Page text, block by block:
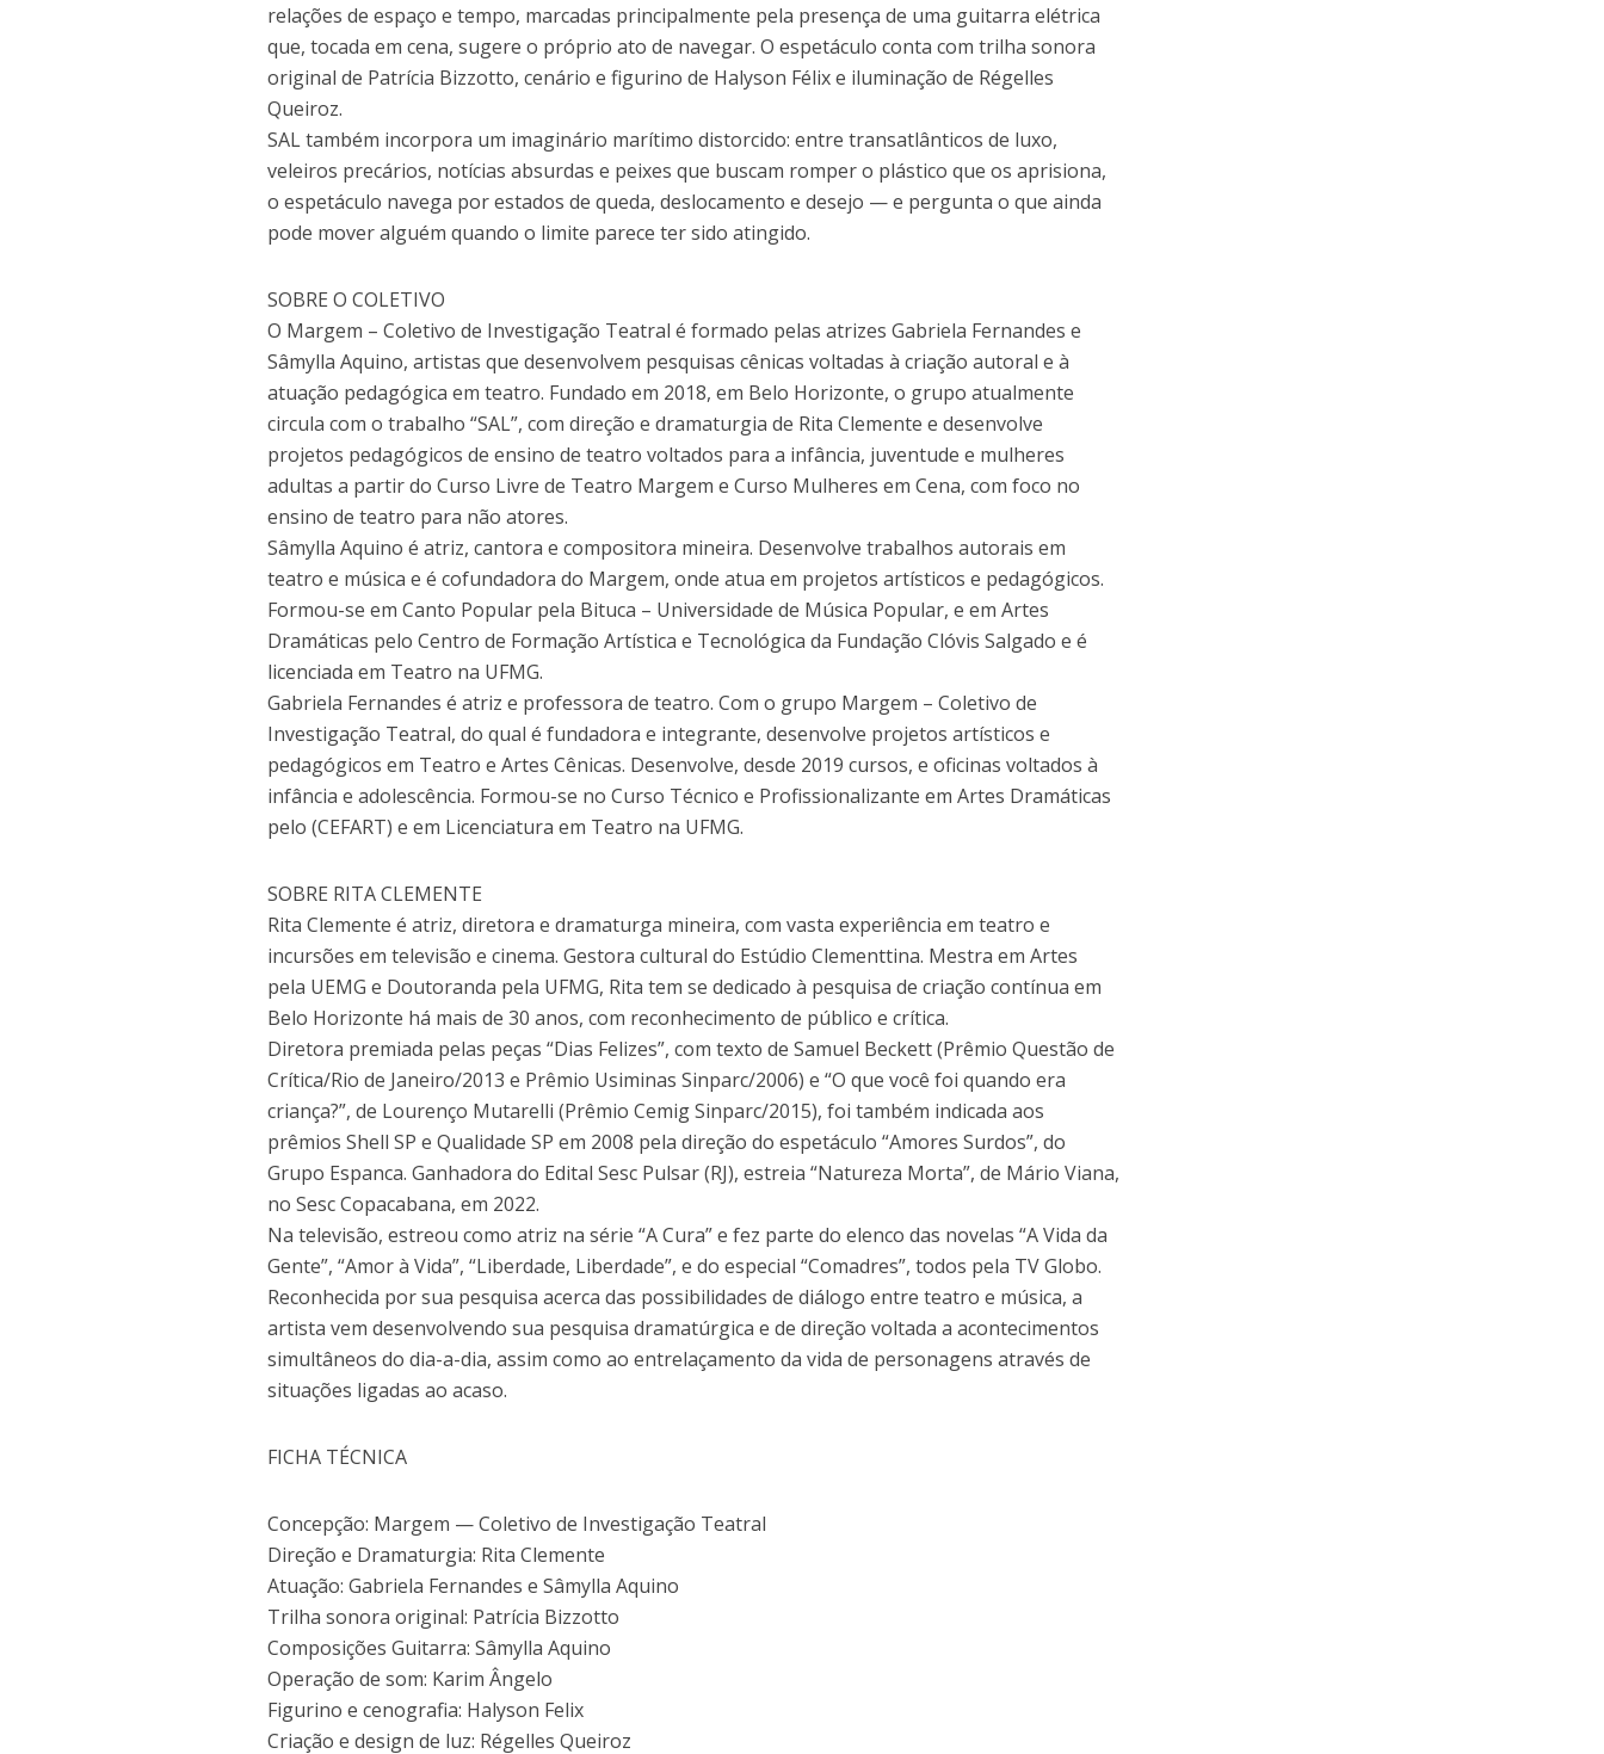
relações de espaço e tempo, marcadas principalmente pela presença de uma guitarra elétrica
que, tocada em cena, sugere o próprio ato de navegar. O espetáculo conta com trilha sonora
original de Patrícia Bizzotto, cenário e figurino de Halyson Félix e iluminação de Régelles
Queiroz.
SAL também incorpora um imaginário marítimo distorcido: entre transatlânticos de luxo,
veleiros precários, notícias absurdas e peixes que buscam romper o plástico que os aprisiona,
o espetáculo navega por estados de queda, deslocamento e desejo — e pergunta o que ainda
pode mover alguém quando o limite parece ter sido atingido.
SOBRE O COLETIVO
O Margem – Coletivo de Investigação Teatral é formado pelas atrizes Gabriela Fernandes e
Sâmylla Aquino, artistas que desenvolvem pesquisas cênicas voltadas à criação autoral e à
atuação pedagógica em teatro. Fundado em 2018, em Belo Horizonte, o grupo atualmente
circula com o trabalho “SAL”, com direção e dramaturgia de Rita Clemente e desenvolve
projetos pedagógicos de ensino de teatro voltados para a infância, juventude e mulheres
adultas a partir do Curso Livre de Teatro Margem e Curso Mulheres em Cena, com foco no
ensino de teatro para não atores.
Sâmylla Aquino é atriz, cantora e compositora mineira. Desenvolve trabalhos autorais em
teatro e música e é cofundadora do Margem, onde atua em projetos artísticos e pedagógicos.
Formou-se em Canto Popular pela Bituca – Universidade de Música Popular, e em Artes
Dramáticas pelo Centro de Formação Artística e Tecnológica da Fundação Clóvis Salgado e é
licenciada em Teatro na UFMG.
Gabriela Fernandes é atriz e professora de teatro. Com o grupo Margem – Coletivo de
Investigação Teatral, do qual é fundadora e integrante, desenvolve projetos artísticos e
pedagógicos em Teatro e Artes Cênicas. Desenvolve, desde 2019 cursos, e oficinas voltados à
infância e adolescência. Formou-se no Curso Técnico e Profissionalizante em Artes Dramáticas
pelo (CEFART) e em Licenciatura em Teatro na UFMG.
SOBRE RITA CLEMENTE
Rita Clemente é atriz, diretora e dramaturga mineira, com vasta experiência em teatro e
incursões em televisão e cinema. Gestora cultural do Estúdio Clementtina. Mestra em Artes
pela UEMG e Doutoranda pela UFMG, Rita tem se dedicado à pesquisa de criação contínua em
Belo Horizonte há mais de 30 anos, com reconhecimento de público e crítica.
Diretora premiada pelas peças “Dias Felizes”, com texto de Samuel Beckett (Prêmio Questão de
Crítica/Rio de Janeiro/2013 e Prêmio Usiminas Sinparc/2006) e “O que você foi quando era
criança?”, de Lourenço Mutarelli (Prêmio Cemig Sinparc/2015), foi também indicada aos
prêmios Shell SP e Qualidade SP em 2008 pela direção do espetáculo “Amores Surdos”, do
Grupo Espanca. Ganhadora do Edital Sesc Pulsar (RJ), estreia “Natureza Morta”, de Mário Viana,
no Sesc Copacabana, em 2022.
Na televisão, estreou como atriz na série “A Cura” e fez parte do elenco das novelas “A Vida da
Gente”, “Amor à Vida”, “Liberdade, Liberdade”, e do especial “Comadres”, todos pela TV Globo.
Reconhecida por sua pesquisa acerca das possibilidades de diálogo entre teatro e música, a
artista vem desenvolvendo sua pesquisa dramatúrgica e de direção voltada a acontecimentos
simultâneos do dia-a-dia, assim como ao entrelaçamento da vida de personagens através de
situações ligadas ao acaso.
FICHA TÉCNICA
Concepção: Margem — Coletivo de Investigação Teatral
Direção e Dramaturgia: Rita Clemente
Atuação: Gabriela Fernandes e Sâmylla Aquino
Trilha sonora original: Patrícia Bizzotto
Composições Guitarra: Sâmylla Aquino
Operação de som: Karim Ângelo
Figurino e cenografia: Halyson Felix
Criação e design de luz: Régelles Queiroz